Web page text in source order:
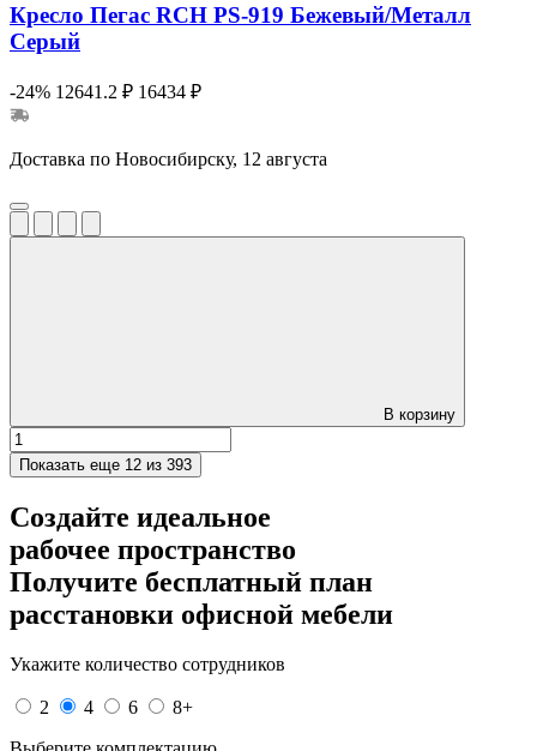
Кресло Пегас RCH PS-919 Бежевый/Металл
Серый
-24% 12641.2 ₽ 16434 ₽
Доставка по Новосибирску, 12 августа
В корзину
Показать еще 12 из 393
Создайте идеальное
рабочее пространство
Получите бесплатный план
расстановки офисной мебели
Укажите количество сотрудников
2 4 6
8+